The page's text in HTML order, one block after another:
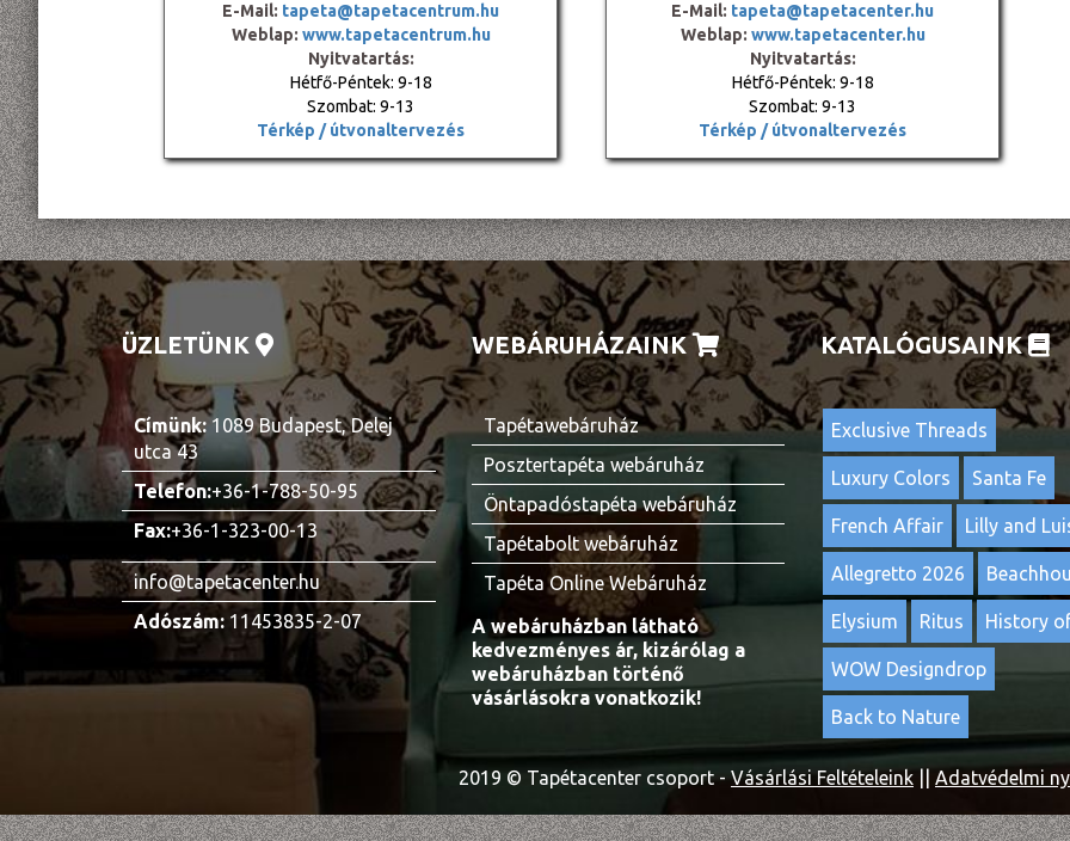
E-Mail: tapeta@tapetacentrum.hu
Weblap: www.tapetacentrum.hu
Nyitvatartás:
Hétfő-Péntek: 9-18
Szombat: 9-13
Térkép / útvonaltervezés
E-Mail: tapeta@tapetacenter.hu
Weblap: www.tapetacenter.hu
Nyitvatartás:
Hétfő-Péntek: 9-18
Szombat: 9-13
Térkép / útvonaltervezés
ÜZLETÜNK
Címünk: 1089 Budapest, Delej
utca 43
Telefon:+36-1-788-50-95
Fax:+36-1-323-00-13
info@tapetacenter.hu
Adószám: 11453835-2-07
WEBÁRUHÁZAINK
Tapétawebáruház
Posztertapéta webáruház
Öntapadóstapéta webáruház
Tapétabolt webáruház
Tapéta Online Webáruház
A webáruházban látható
kedvezményes ár, kizárólag a
webáruházban történő
vásárlásokra vonatkozik!
KATALÓGUSAINK
Exclusive Threads
Luxury Colors Santa Fe
French Affair Lilly and
Allegretto 2026
Elysium Ritus History
WOW Designdrop
Back to Nature
2019 © Tapétacenter csoport -Vásárlási Feltételeink Adatvédelmi